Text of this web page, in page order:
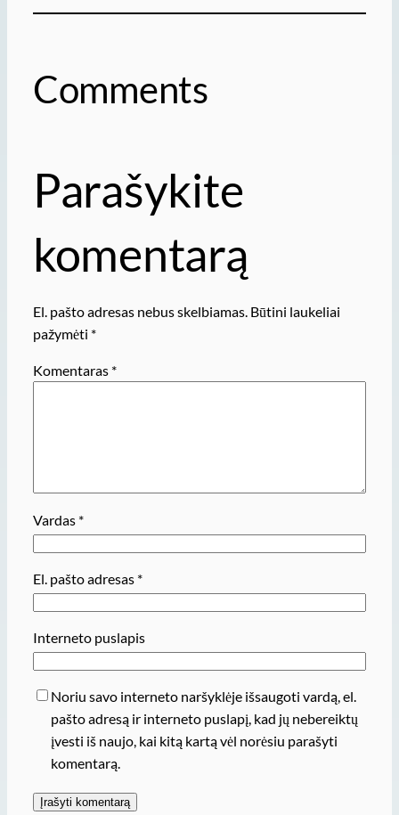
Comments
Parašykite
komentarą
El. pašto adresas nebus skelbiamas. Būtini laukeliai
pažymėti *
Komentaras *
Vardas *
El. pašto adresas *
Interneto puslapis
Noriu savo interneto naršyklėje išsaugoti vardą, el.
pašto adresą ir interneto puslapį, kad jų nebereiktų
įvesti iš naujo, kai kitą kartą vėl norėsiu parašyti
komentarą.